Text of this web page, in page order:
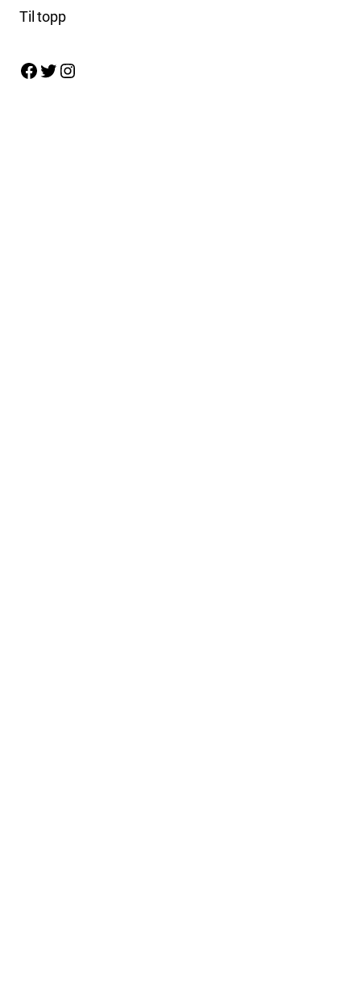
Til topp
Facebook Twitter Instagram